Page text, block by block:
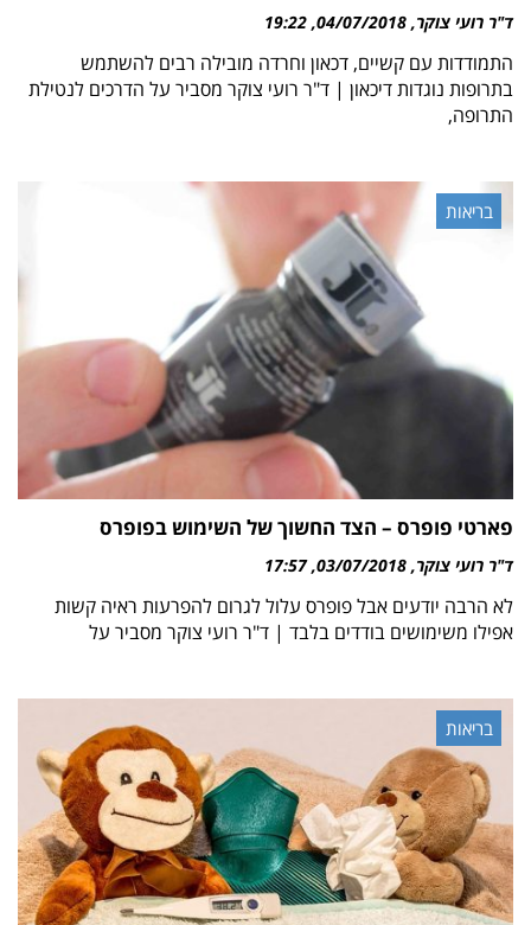
ד"ר רועי צוקר 04/07/2018
19:22
התמודדות עם קשיים, דכאון וחרדה מובילה רבים להשתמש
בתרופות נוגדות דיכאון | ד"ר רועי צוקר מסביר על הדרכים לנטילת
התרופה,
בריאות
פארטי פופרס – הצד החשוך של השימוש בפופרס
ד"ר רועי צוקר 03/07/2018
17:57
לא הרבה יודעים אבל פופרס עלול לגרום להפרעות ראיה קשות
אפילו משימושים בודדים בלבד | ד"ר רועי צוקר מסביר על
בריאות